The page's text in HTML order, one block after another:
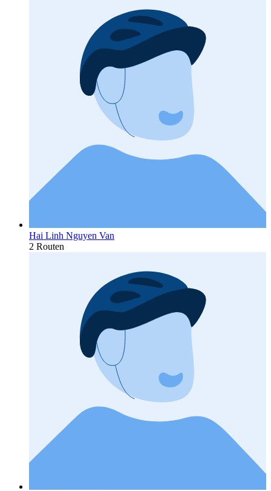
Hai Linh Nguyen Van
2 Routen